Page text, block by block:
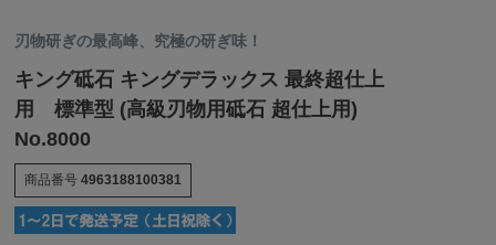
刃物研ぎの最高峰、究極の研ぎ味！
キング砥石 キングデラックス 最終超仕上
用 標準型 (高級刃物用砥石 超仕上用)
No.8000
商品番号 4963188100381